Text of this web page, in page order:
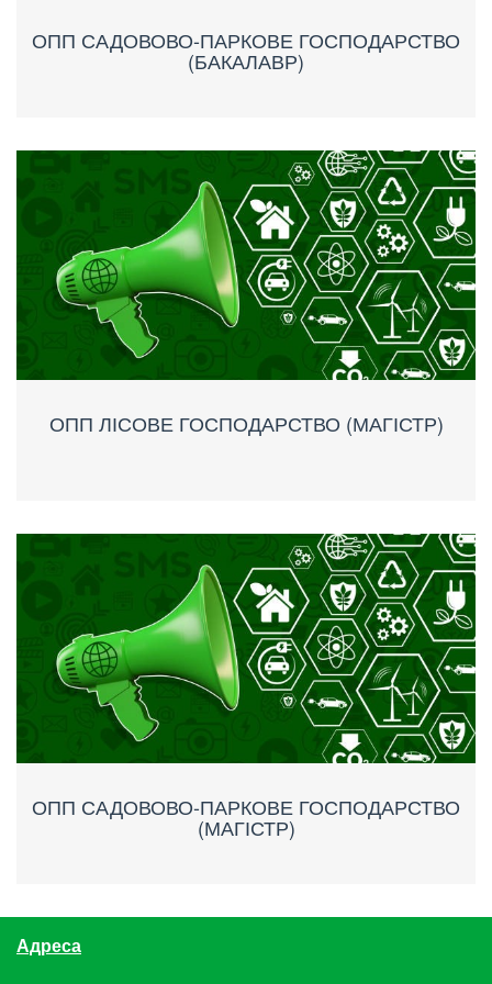
ОПП САДОВОВО-ПАРКОВЕ ГОСПОДАРСТВО
(БАКАЛАВР)
ОПП ЛІСОВЕ ГОСПОДАРСТВО (МАГІСТР)
ОПП САДОВОВО-ПАРКОВЕ ГОСПОДАРСТВО
(МАГІСТР)
Адреса